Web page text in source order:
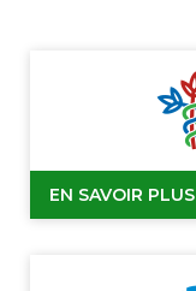
EN SAVOIR PLUS